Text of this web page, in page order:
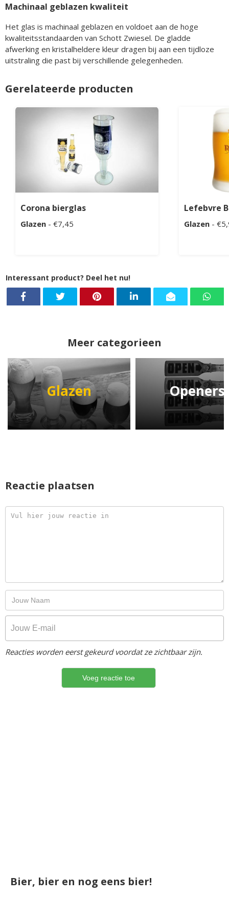
Machinaal geblazen kwaliteit
Het glas is machinaal geblazen en voldoet aan de hoge
kwaliteitsstandaarden van Schott Zwiesel. De gladde
afwerking en kristalheldere kleur dragen bij aan een tijdloze
uitstraling die past bij verschillende gelegenheden.
Gerelateerde producten
Corona bierglas
Glazen - €7,45
Lefebvre
Glazen -
Interessant product? Deel het nu!
Meer categorieen
Glazen Openers
Reactie plaatsen
Reacties worden eerst gekeurd voordat ze zichtbaar zijn.
Bier, bier en nog eens bier!